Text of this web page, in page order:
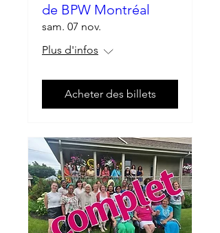
de BPW Montréal
sam. 07 nov.
Plus d'infos
Acheter des billets